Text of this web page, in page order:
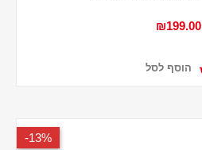
₪199.00
הוסף לסל
13%-